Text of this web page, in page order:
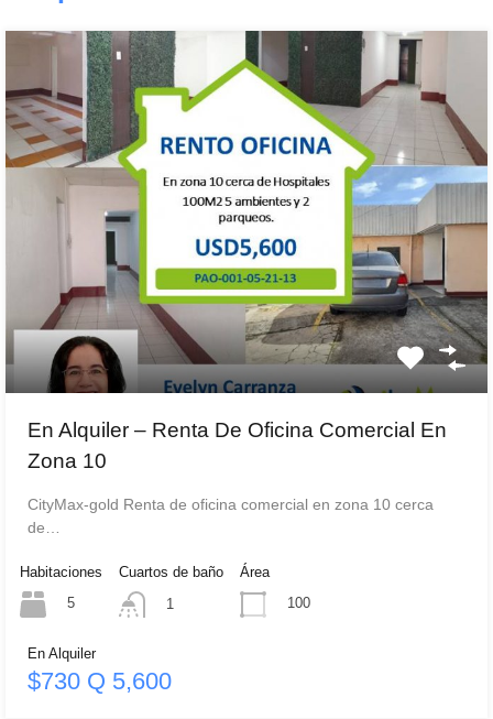
En Alquiler – Renta De Oficina Comercial En
Zona 10
CityMax-gold Renta de oficina comercial en zona 10 cerca
de…
Habitaciones
5
Cuartos de baño
1
Área
100
En Alquiler
$730 Q 5,600